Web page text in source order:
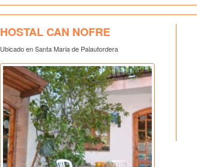
HOSTAL CAN NOFRE
Ubicado en Santa Maria de Palautordera